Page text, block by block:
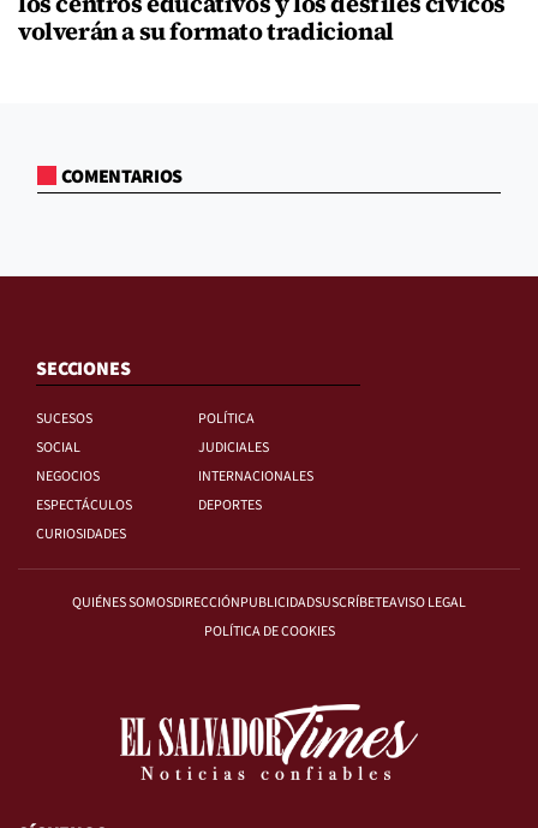
volverán a su formato tradicional
COMENTARIOS
SECCIONES
SUCESOS
POLÍTICA
SOCIAL
JUDICIALES
NEGOCIOS
INTERNACIONALES
ESPECTÁCULOS
DEPORTES
CURIOSIDADES
QUIÉNES SOMOSDIRECCIÓNPUBLICIDADSUSCRÍBETEAVISO LEGAL
POLÍTICA DE COOKIES